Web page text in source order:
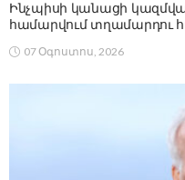
Ինչպիսի կանացի
համարվում տղամարդու
07 Օգոստոս, 2026